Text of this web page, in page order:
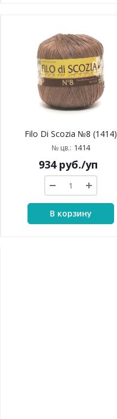
Filo Di Scozia №8 (1414)
№ цв.: 1414
934руб./уп
В корзину